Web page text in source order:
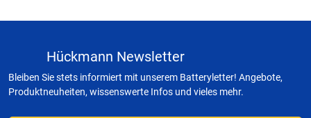
Hückmann Newsletter
Bleiben Sie stets informiert mit unserem Batteryletter! Angebote,
Produktneuheiten, wissenswerte Infos und vieles mehr.